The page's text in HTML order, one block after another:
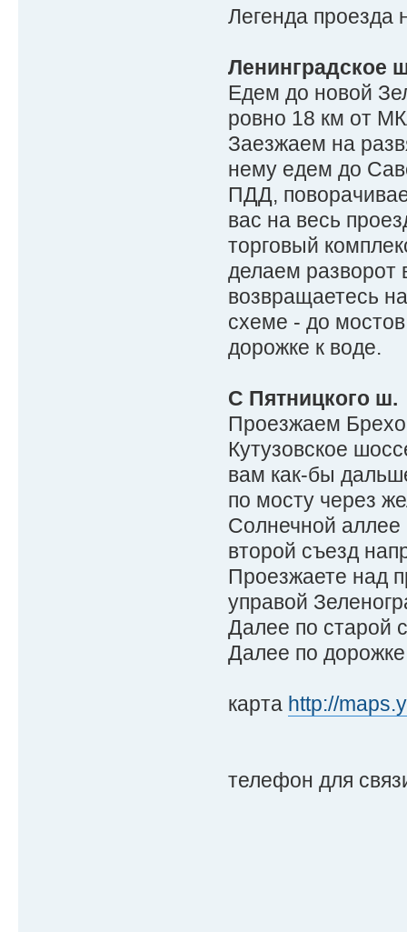
Легенда проезда
Ленинградское
Едем до новой
ровно 18 км от
Заезжаем на
нему едем до
ПДД,
вас на весь
торговый
делаем разворот
возвращаетесь
схеме - до
дорожке к воде.
С Пятницкого ш.
Проезжаем
Кутузовское
вам как-бы
по мосту через
Солнечной аллее
второй съезд
Проезжаете над
управой
Далее по старой
Далее по
карта http://
телефон для